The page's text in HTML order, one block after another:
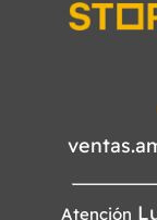
Atención